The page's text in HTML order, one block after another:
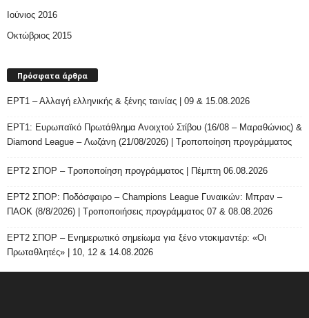
Ιούνιος 2016
Οκτώβριος 2015
Πρόσφατα άρθρα
ΕΡΤ1 – Αλλαγή ελληνικής & ξένης ταινίας | 09 & 15.08.2026
ΕΡΤ1: Ευρωπαϊκό Πρωτάθλημα Ανοιχτού Στίβου (16/08 – Μαραθώνιος) &
Diamond League – Λωζάνη (21/08/2026) | Τροποποίηση προγράμματος
ΕΡΤ2 ΣΠΟΡ – Τροποποίηση προγράμματος | Πέμπτη 06.08.2026
ΕΡΤ2 ΣΠΟΡ: Ποδόσφαιρο – Champions League Γυναικών: Μπραν –
ΠΑΟΚ (8/8/2026) | Τροποποιήσεις προγράμματος 07 & 08.08.2026
ΕΡΤ2 ΣΠΟΡ – Ενημερωτικό σημείωμα για ξένο ντοκιμαντέρ: «Οι
Πρωταθλητές» | 10, 12 & 14.08.2026